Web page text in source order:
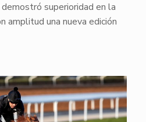
superioridad en la
amplitud una nueva edición